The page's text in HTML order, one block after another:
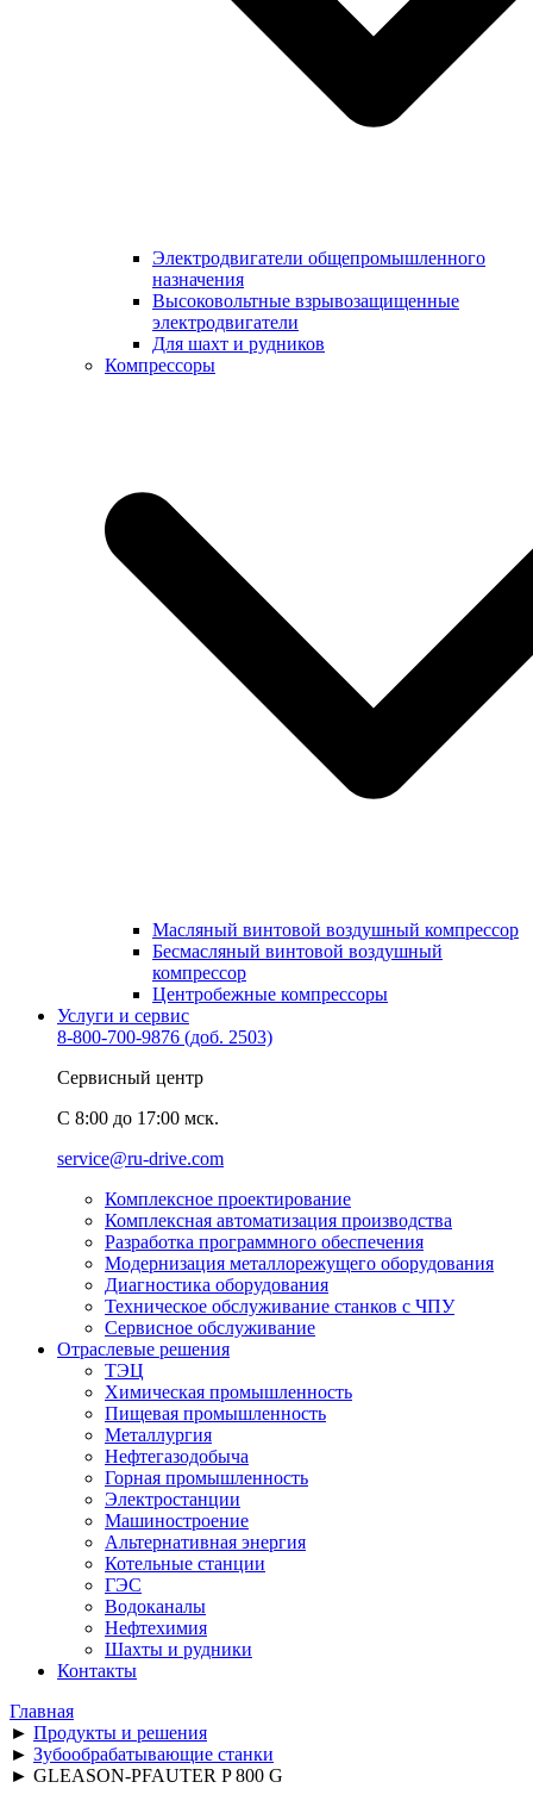
Электродвигатели общепромышленного
назначения
Высоковольтные взрывозащищенные
электродвигатели
Для шахт и рудников
Компрессоры
Масляный винтовой воздушный компрессор
Бесмасляный винтовой воздушный
компрессор
Центробежные компрессоры
Услуги и сервис
8-800-700-9876 (доб. 2503)
Сервисный центр
C 8:00 до 17:00 мск.
service@ru-drive.com
Комплексное проектирование
Комплексная автоматизация производства
Разработка программного обеспечения
Модернизация металлорежущего оборудования
Диагностика оборудования
Техническое обслуживание станков с ЧПУ
Сервисное обслуживание
Отраслевые решения
ТЭЦ
Химическая промышленность
Пищевая промышленность
Металлургия
Нефтегазодобыча
Горная промышленность
Электростанции
Машиностроение
Альтернативная энергия
Котельные станции
ГЭС
Водоканалы
Нефтехимия
Шахты и рудники
Контакты
Главная
► Продукты и решения
► Зубообрабатывающие станки
► GLEASON-PFAUTER P 800 G